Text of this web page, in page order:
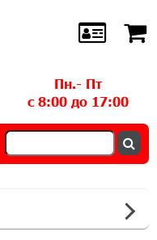
Пн.- Пт
с 8:00 до 17:00